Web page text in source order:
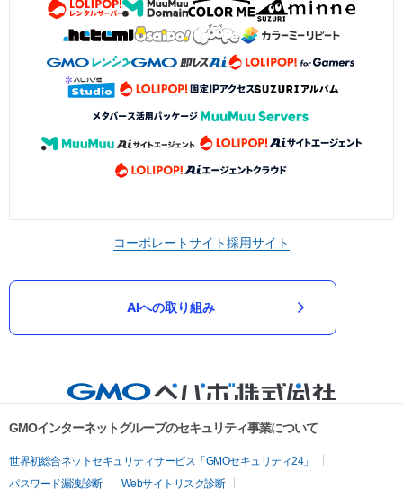
コーポレートサイト採用サイト
AIへの取り組み
GMOインターネットグループのセキュリティ事業について
世界初総合ネットセキュリティサービス「GMOセキュリティ24」
パスワード漏洩診断
Webサイトリスク診断